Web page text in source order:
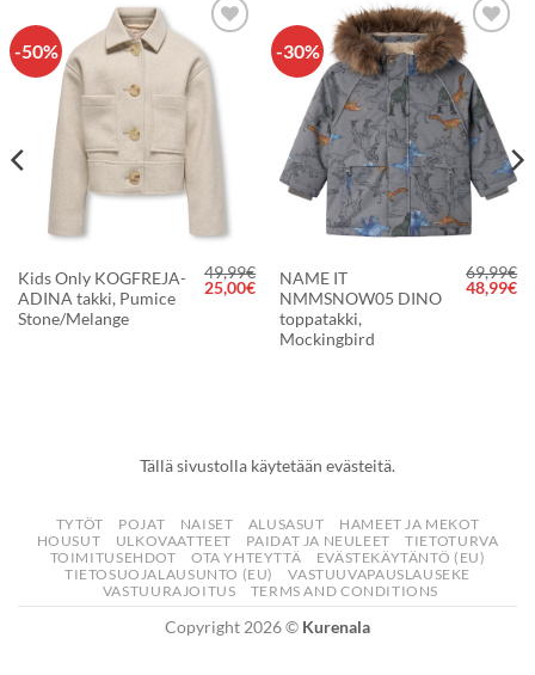
-50%
LISÄÄ
SUOSIKKEIHIN
Kids Only KOGFREJA-
ADINA takki, Pumice
Stone/Melange
49,99€
Alkuperäinen
hinta
25,00€Nykyinen
hinta
25,00€.
-30%
LISÄÄ
SUOSIKKEIHIN
NAME IT
NMMSNOW05 DINO
toppatakki,
Mockingbird
69,99€
hinta
48,99€
Tällä sivustolla käytetään evästeitä.
TYTÖT POJAT NAISET ALUSASUT
HAMEET JA MEKOT
HOUSUT
ULKOVAATTEET PAIDAT JA NEULEET
TIETOTURVA
TOIMITUSEHDOT
OTA YHTEYTTÄ
EVÄSTEKÄYTÄNTÖ (EU)
TIETOSUOJALAUSUNTO (EU)
VASTUUVAPAUSLAUSEKE
VASTUURAJOITUS
TERMS AND CONDITIONS
Copyright 2026 © Kurenala